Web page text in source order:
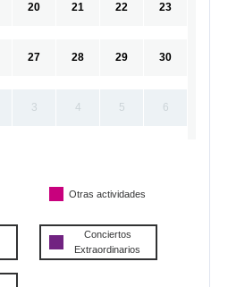
20 21 22 23
27 28 29 30
3 4 5 6
Otras actividades
Conciertos
Extraordinarios